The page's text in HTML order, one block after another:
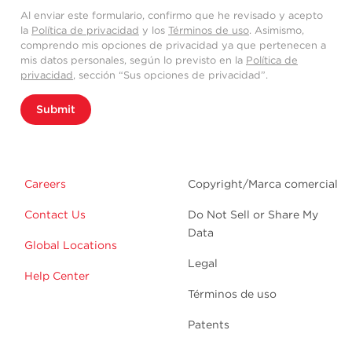
Al enviar este formulario, confirmo que he revisado y acepto
la Política de privacidad y los Términos de uso. Asimismo,
comprendo mis opciones de privacidad ya que pertenecen a
mis datos personales, según lo previsto en la Política de
privacidad, sección “Sus opciones de privacidad”.
Submit
Careers
Contact Us
Global Locations
Help Center
Copyright/Marca comercial
Do Not Sell or Share My
Data
Legal
Términos de uso
Patents